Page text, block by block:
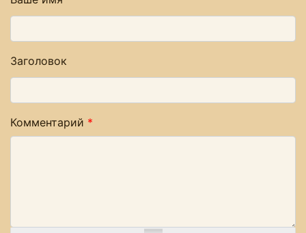
Заголовок
Комментарий *